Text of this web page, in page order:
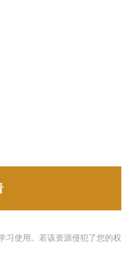
习使用。若该资源侵犯了您的权